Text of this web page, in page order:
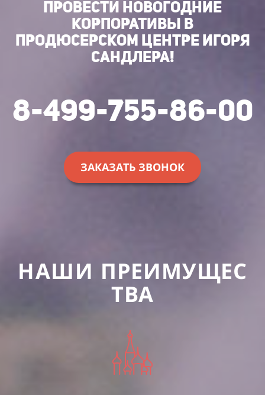
ПРОВЕСТИ НОВОГОДНИЕ
КОРПОРАТИВЫ В
ПРОДЮСЕРСКОМ ЦЕНТРЕ ИГОРЯ
САНДЛЕРА!
8-499-755-86-00
ЗАКАЗАТЬ ЗВОНОК
НАШИ ПРЕИМУЩЕС
ТВА